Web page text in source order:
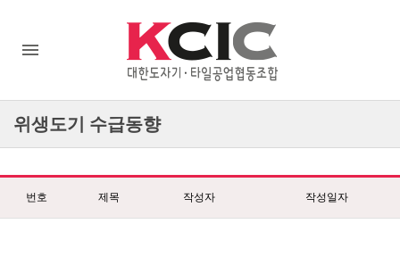
위생도기 수급동향
번호 제목 작성자 작성일자